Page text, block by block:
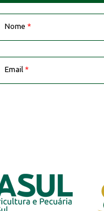
Nome *
Email *